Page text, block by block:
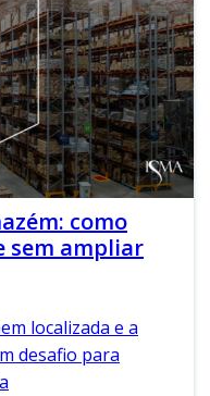
como
sem ampliar
localizada e a
desafio para